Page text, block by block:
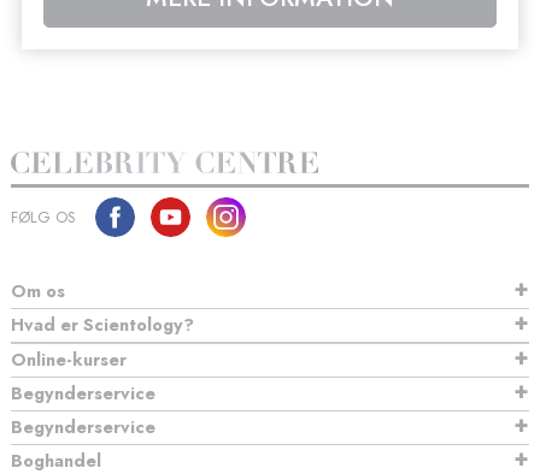
FØLG OS
Om os
Hvad er Scientology?
Online-kurser
Begynderservice
Begynderservice
Boghandel